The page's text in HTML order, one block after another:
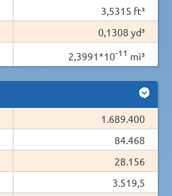
3,5315 ft³
0,1308 yd³
2,3991*10-11 mi³
1.689.400
84.468
28.156
3.519,5